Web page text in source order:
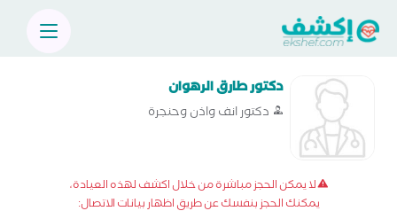
دكتور طارق الرهوان
دكتور انف واذن وحنجرة
لا يمكن الحجز مباشرة من خلال اكشف لهذه العيادة،
يمكنك الحجز بنفسك عن طريق اظهار بيانات الاتصال: